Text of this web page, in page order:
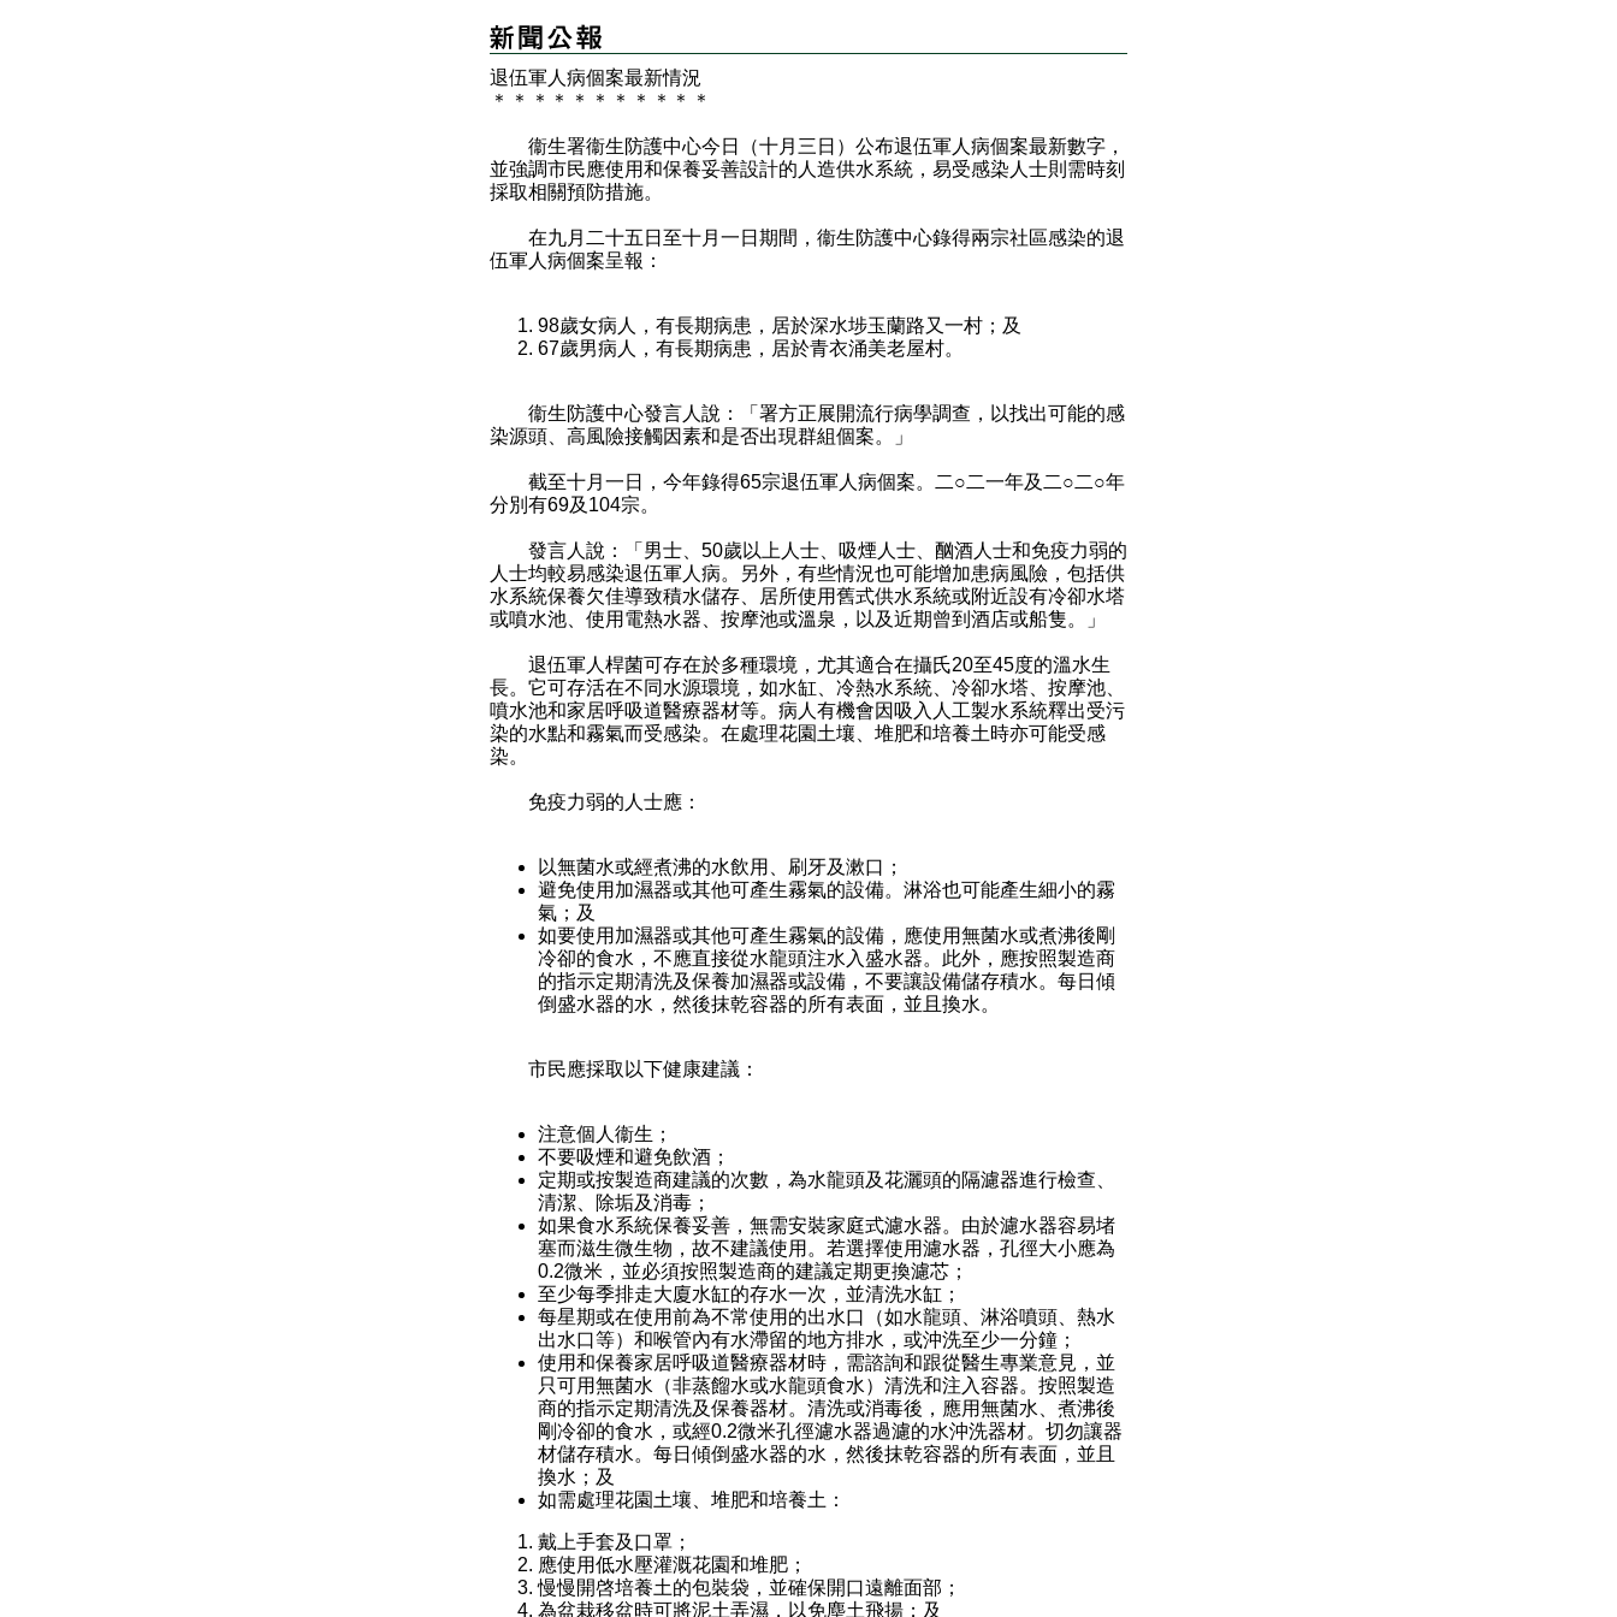
退伍軍人病個案最新情況
＊
＊ ＊ ＊ ＊ ＊ ＊ ＊ ＊ ＊ ＊
衞生署衞生防護中心今日（十月三日）公布退伍軍人病個案最新數字，
並強調市民應使用和保養妥善設計的人造供水系統，易受感染人士則需時刻
採取相關預防措施。
在九月二十五日至十月一日期間，衞生防護中心錄得兩宗社區感染的退
伍軍人病個案呈報：
98歲女病人，有長期病患，居於深水埗玉蘭路又一村；及
67歲男病人，有長期病患，居於青衣涌美老屋村。
衞生防護中心發言人說：「署方正展開流行病學調查，以找出可能的感
染源頭、高風險接觸因素和是否出現群組個案。」
截至十月一日，今年錄得65宗退伍軍人病個案。二○二一年及二○二○年
分別有69及104宗。
發言人說：「男士、50歲以上人士、吸煙人士、酗酒人士和免疫力弱的
人士均較易感染退伍軍人病。另外，有些情況也可能增加患病風險，包括供
水系統保養欠佳導致積水儲存、居所使用舊式供水系統或附近設有冷卻水塔
或噴水池、使用電熱水器、按摩池或溫泉，以及近期曾到酒店或船隻。」
退伍軍人桿菌可存在於多種環境，尤其適合在攝氏20至45度的溫水生
長。它可存活在不同水源環境，如水缸、冷熱水系統、冷卻水塔、按摩池、
噴水池和家居呼吸道醫療器材等。病人有機會因吸入人工製水系統釋出受污
染的水點和霧氣而受感染。在處理花園土壤、堆肥和培養土時亦可能受感
染。
免疫力弱的人士應：
以無菌水或經煮沸的水飲用、刷牙及漱口；
避免使用加濕器或其他可產生霧氣的設備。淋浴也可能產生細小的霧
氣；及
如要使用加濕器或其他可產生霧氣的設備，應使用無菌水或煮沸後剛
冷卻的食水，不應直接從水龍頭注水入盛水器。此外，應按照製造商
的指示定期清洗及保養加濕器或設備，不要讓設備儲存積水。每日傾
倒盛水器的水，然後抹乾容器的所有表面，並且換水。
市民應採取以下健康建議：
注意個人衞生；
不要吸煙和避免飲酒；
定期或按製造商建議的次數，為水龍頭及花灑頭的隔濾器進行檢查、
清潔、除垢及消毒；
如果食水系統保養妥善，無需安裝家庭式濾水器。由於濾水器容易堵
塞而滋生微生物，故不建議使用。若選擇使用濾水器，孔徑大小應為
0.2微米，並必須按照製造商的建議定期更換濾芯；
至少每季排走大廈水缸的存水一次，並清洗水缸；
每星期或在使用前為不常使用的出水口（如水龍頭、淋浴噴頭、熱水
出水口等）和喉管內有水滯留的地方排水，或沖洗至少一分鐘；
使用和保養家居呼吸道醫療器材時，需諮詢和跟從醫生專業意見，並
只可用無菌水（非蒸餾水或水龍頭食水）清洗和注入容器。按照製造
商的指示定期清洗及保養器材。清洗或消毒後，應用無菌水、煮沸後
剛冷卻的食水，或經0.2微米孔徑濾水器過濾的水沖洗器材。切勿讓器
材儲存積水。每日傾倒盛水器的水，然後抹乾容器的所有表面，並且
換水；及
如需處理花園土壤、堆肥和培養土：
戴上手套及口罩；
應使用低水壓灌溉花園和堆肥；
慢慢開啓培養土的包裝袋，並確保開口遠離面部；
為盆栽移盆時可將泥土弄濕，以免塵土飛揚；及